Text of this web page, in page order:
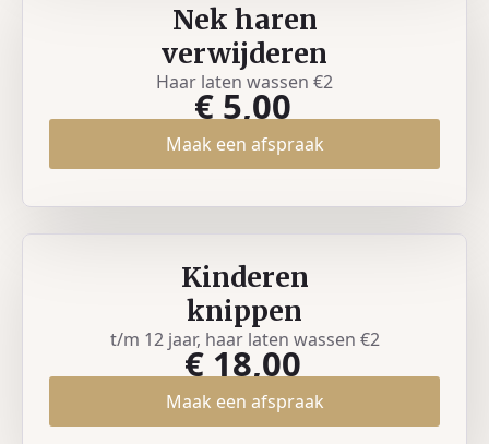
Nek haren
verwijderen
Haar laten wassen €2
€ 5,00
Maak een afspraak
Kinderen
knippen
t/m 12 jaar, haar laten wassen €2
€ 18,00
Maak een afspraak